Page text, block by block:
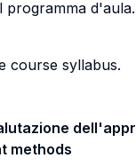
programma d'aula.
course syllabus.
methods